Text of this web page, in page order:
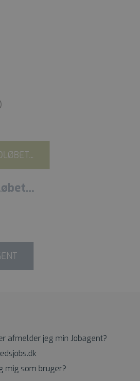
afmelder jeg min Jobagent?
mig som bruger?